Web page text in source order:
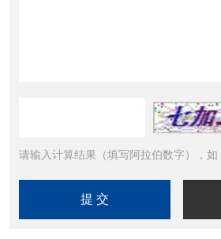
请输入计算结果（填写阿拉伯数字），如